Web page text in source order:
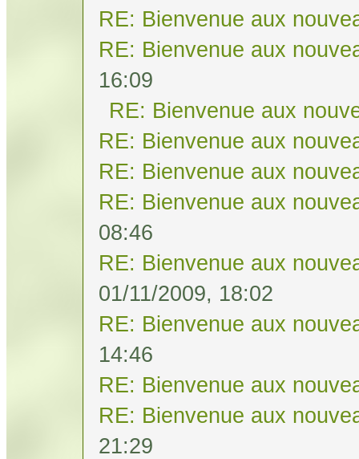
RE: Bienvenue aux
RE: Bienvenue aux
16:09
RE: Bienvenue aux
RE: Bienvenue aux
RE: Bienvenue aux
RE: Bienvenue aux
08:46
RE: Bienvenue aux
01/11/2009, 18:02
RE: Bienvenue aux
14:46
RE: Bienvenue aux
RE: Bienvenue aux
21:29